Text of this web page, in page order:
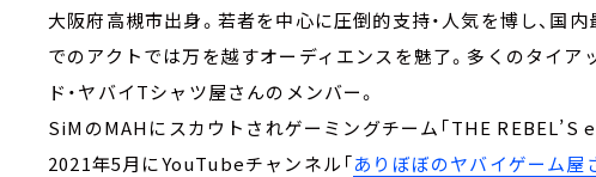
大阪府高槻市出身。若者を中心に圧倒的支持・人気を博し、国
でのアクトでは万を越すオーディエンスを魅了。多くのタイ
ド・ヤバイTシャツ屋さんのメンバー。
SiMのMAHにスカウトされゲーミングチーム「THE REBEL’S
2021年5月にYouTubeチャンネル「ありぼぼのヤバイゲーム屋